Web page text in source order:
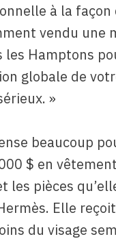
à la
vendu une
Hamptons
globale de
»
beaucoup
$ en
les pièces
Elle
du visage